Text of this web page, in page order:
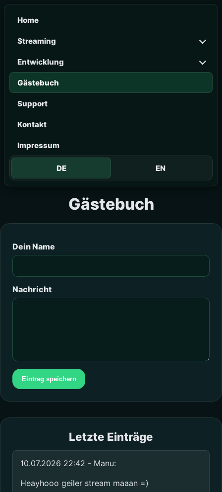
Home
Streaming
Entwicklung
Gästebuch
Support
Kontakt
Impressum
DE EN
Gästebuch
Dein Name
Nachricht
Eintrag speichern
Letzte Einträge
10.07.2026 22:42 - Manu:
Heayhooo geiler stream maaan =)